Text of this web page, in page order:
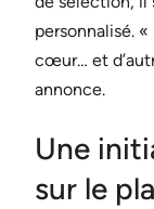
personnalisé.
cœur… et
annonce.
Une
sur le